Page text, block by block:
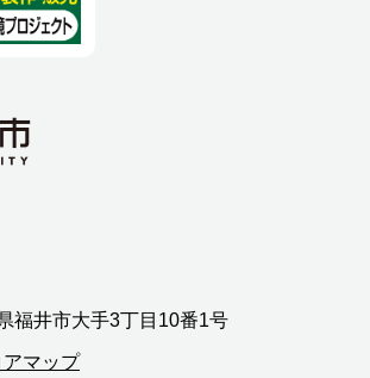
福井市大手3丁目10番1号
アマップ